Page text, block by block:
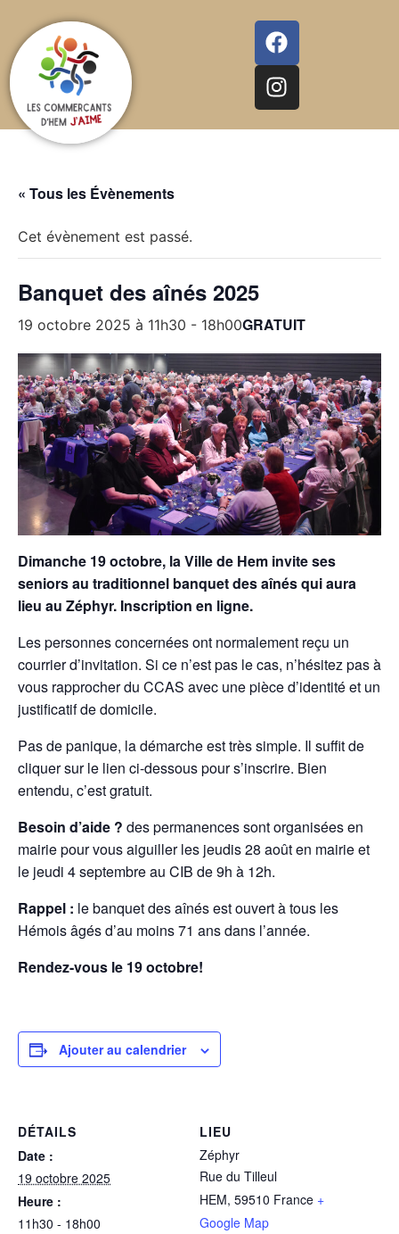
« Tous les Évènements
Cet évènement est passé.
Banquet des aînés 2025
19 octobre 2025 à 11h30 - 18h00GRATUIT
Dimanche 19 octobre, la Ville de Hem invite ses
seniors au traditionnel banquet des aînés qui aura
lieu au Zéphyr. Inscription en ligne.
Les personnes concernées ont normalement reçu un
courrier d’invitation. Si ce n’est pas le cas, n’hésitez pas à
vous rapprocher du CCAS avec une pièce d’identité et un
justificatif de domicile.
Pas de panique, la démarche est très simple. Il suffit de
cliquer sur le lien ci-dessous pour s’inscrire. Bien
entendu, c’est gratuit.
Besoin d’aide ? des permanences sont organisées en
mairie pour vous aiguiller les jeudis 28 août en mairie et
le jeudi 4 septembre au CIB de 9h à 12h.
Rappel : le banquet des aînés est ouvert à tous les
Hémois âgés d’au moins 71 ans dans l’année.
Rendez-vous le 19 octobre!
Ajouter au calendrier
DÉTAILS
Date :
19 octobre 2025
Heure :
11h30 - 18h00
LIEU
Zéphyr
Rue du Tilleul
HEM, 59510 France +
Google Map